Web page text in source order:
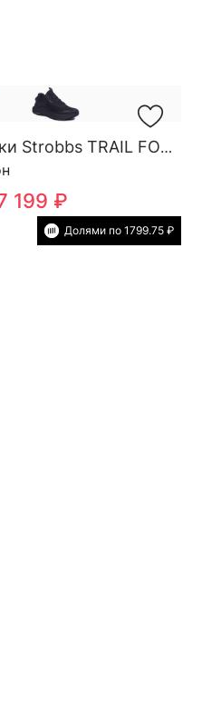
Кроссовки Strobbs TRAIL FORCE YOW SG M 3818-3
199 ₽
Долями по 1799.75 ₽